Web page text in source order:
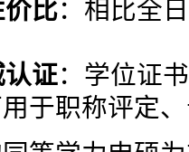
比：相比全
证：学位证
于职称评定